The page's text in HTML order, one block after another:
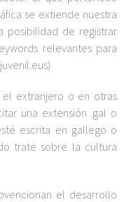
se extiende nuestra
posibilidad de registrar
relevantes para
el extranjero o en otras
una extensión .gal o
escrita en gallego o
trate sobre la cultura
el desarrollo